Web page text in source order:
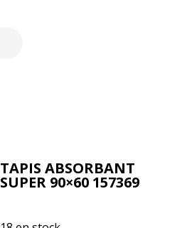
TAPIS ABSORBANT
SUPER 90×60 157369